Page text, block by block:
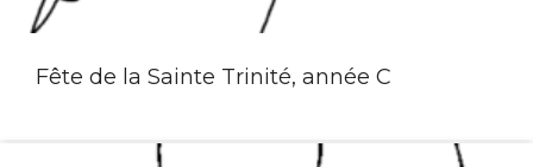
Fête de la Sainte Trinité, année C